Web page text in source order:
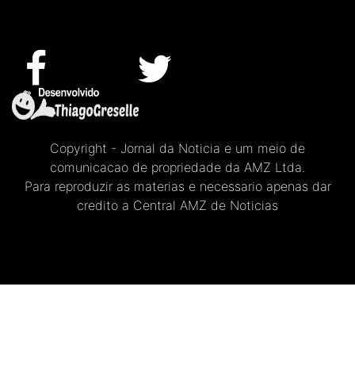
Copyright - Jornal da Noticia e um meio de
comunicacao de propriedade da AMZ Ltda.
Para reproduzir as materias e necessario apenas dar
credito a Central AMZ de Noticias